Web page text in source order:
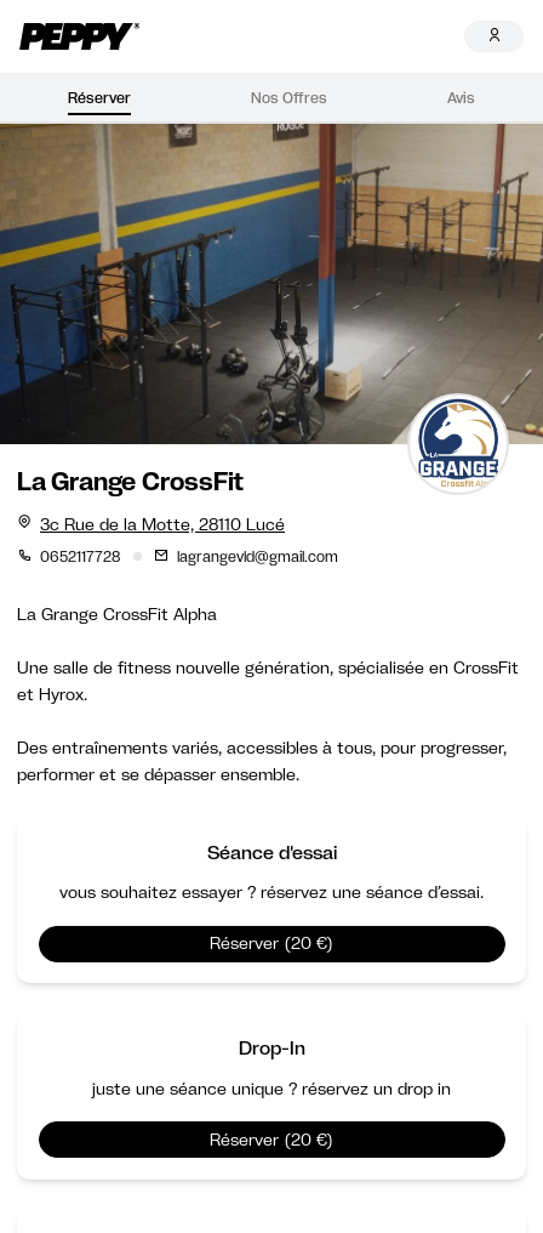
Réserver Nos Offres Avis
La Grange CrossFit
3c Rue de la Motte, 28110 Lucé
0652117728 lagrangevld@gmail.com
La Grange CrossFit Alpha
Une salle de fitness nouvelle génération, spécialisée en CrossFit
et Hyrox.
Des entraînements variés, accessibles à tous, pour progresser,
performer et se dépasser ensemble.
Séance d'essai
vous souhaitez essayer ? réservez une séance d’essai.
Réserver (20 €)
Drop-In
juste une séance unique ? réservez un drop in
Réserver (20 €)